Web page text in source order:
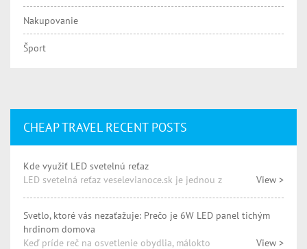
Nakupovanie
Šport
CHEAP TRAVEL RECENT POSTS
Kde využiť LED svetelnú reťaz
LED svetelná reťaz veselevianoce.sk je jednou z
View >
Svetlo, ktoré vás nezaťažuje: Prečo je 6W LED panel tichým
hrdinom domova
Keď príde reč na osvetlenie obydlia, málokto
View >